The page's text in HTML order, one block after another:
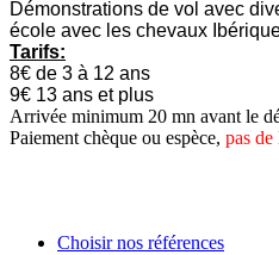
Démonstrations de vol avec
école avec les chevaux
Tarifs:
8€ de 3 à 12 ans
9€ 13 ans et plus
Arrivée minimum 20 mn avant le
Paiement chèque ou espèce, pas de
Choisir nos références